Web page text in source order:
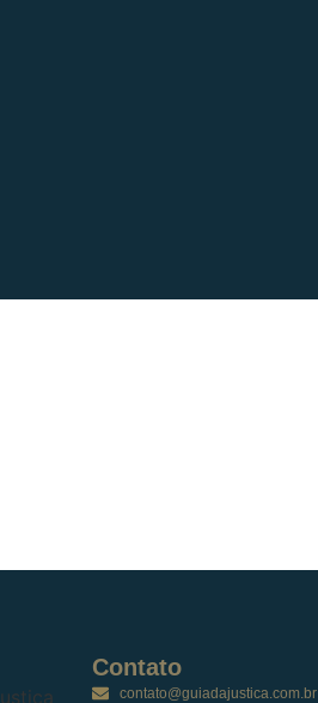
Contato
contato@guiadajustica.com.br